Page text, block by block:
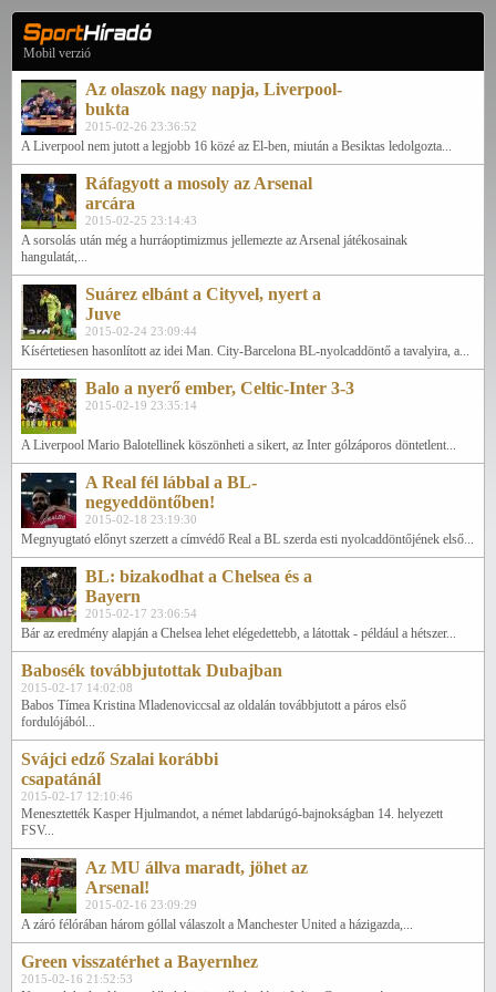
Mobil verzió
Az olaszok nagy napja, Liverpool-
bukta
2015-02-26 23:36:52
A Liverpool nem jutott a legjobb 16 közé az El-ben, miután a Besiktas ledolgozta...
Ráfagyott a mosoly az Arsenal
arcára
2015-02-25 23:14:43
A sorsolás után még a hurráoptimizmus jellemezte az Arsenal játékosainak
hangulatát,...
Suárez elbánt a Cityvel, nyert a
Juve
2015-02-24 23:09:44
Kísértetiesen hasonlított az idei Man. City-Barcelona BL-nyolcaddöntő a tavalyira, a...
Balo a nyerő ember, Celtic-Inter 3-3
2015-02-19 23:35:14
A Liverpool Mario Balotellinek köszönheti a sikert, az Inter gólzáporos döntetlent...
A Real fél lábbal a BL-
negyeddöntőben!
2015-02-18 23:19:30
Megnyugtató előnyt szerzett a címvédő Real a BL szerda esti nyolcaddöntőjének első...
BL: bizakodhat a Chelsea és a
Bayern
2015-02-17 23:06:54
Bár az eredmény alapján a Chelsea lehet elégedettebb, a látottak - például a hétszer...
Babosék továbbjutottak Dubajban
2015-02-17 14:02:08
Babos Tímea Kristina Mladenoviccsal az oldalán továbbjutott a páros első
fordulójából...
Svájci edző Szalai korábbi
csapatánál
2015-02-17 12:10:46
Menesztették Kasper Hjulmandot, a német labdarúgó-bajnokságban 14. helyezett
FSV...
Az MU állva maradt, jöhet az
Arsenal!
2015-02-16 23:09:29
A záró félórában három góllal válaszolt a Manchester United a házigazda,...
Green visszatérhet a Bayernhez
2015-02-16 21:52:53